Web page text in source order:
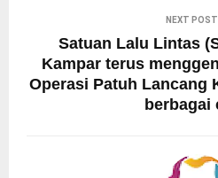
NEXT POST
Satuan Lalu Lintas
Kampar terus
Operasi Patuh Lancang
berbagai